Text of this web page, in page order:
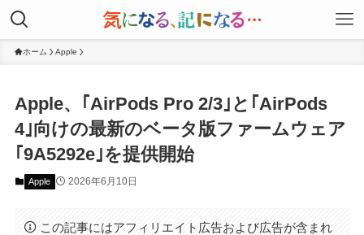
ホーム Apple
Apple、｢AirPods Pro 2/3｣と｢AirPods
4｣向けの最新のベータ版ファームウェア
｢9A5292e｣を提供開始
Apple 2026年6月10日
この記事にはアフィリエイト広告および広告が含まれ